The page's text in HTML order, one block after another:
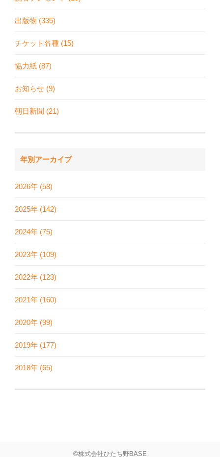
出版物 (335)
チケット各種 (15)
協力紙 (87)
お知らせ (9)
朝日新聞 (21)
年別アーカイブ
2026年 (58)
2025年 (142)
2024年 (75)
2023年 (109)
2022年 (123)
2021年 (160)
2020年 (99)
2019年 (177)
2018年 (65)
©株式会社ひたち野BASE